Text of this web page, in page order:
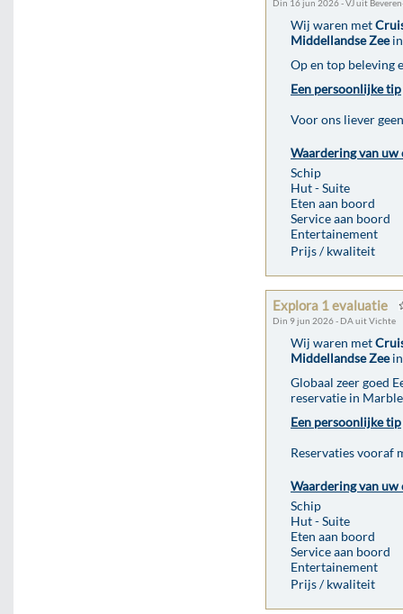
Din 16 jun 2026 - VJ uit
Wij waren met
Middellandse Zeein
Op en top beleving
Een persoonlijke tip
Voor ons liever
Waardering van uw
Schip
Hut - Suite
Eten aan boord
Service aan boord
Entertainement
Prijs / kwaliteit
Explora 1 evaluatie
Din 9 jun 2026 - DA uit Vichte
Wij waren met
Middellandse Zeein
Globaal zeer goed
reservatie in
Een persoonlijke tip
Reservaties vooraf
Waardering van uw
Schip
Hut - Suite
Eten aan boord
Service aan boord
Entertainement
Prijs / kwaliteit